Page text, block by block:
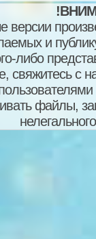
версии
и
либо
свяжитесь
файлы,